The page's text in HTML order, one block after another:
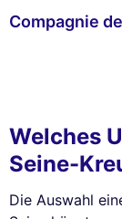
Compagnie
Welches
Seine-
Die Auswahl